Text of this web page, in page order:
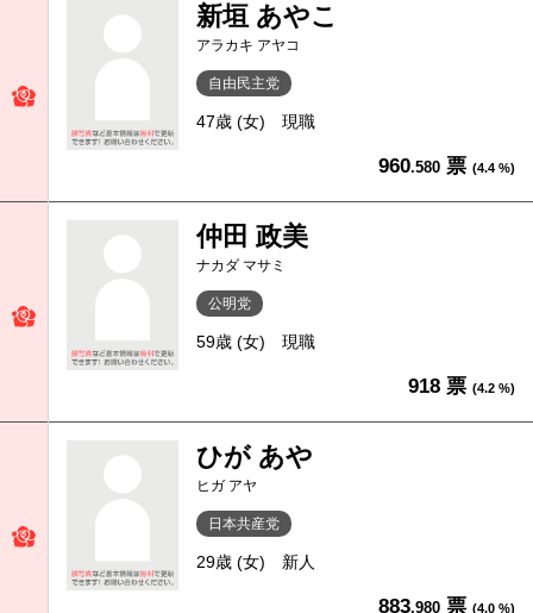
新垣 あやこ
アラカキ アヤコ
自由民主党
47歳 (女) 現職
960.580 票 (4.4 %)
仲田 政美
ナカダ マサミ
公明党
59歳 (女) 現職
918 票 (4.2 %)
ひが あや
ヒガ アヤ
日本共産党
29歳 (女) 新人
883.980 票 (4.0 %)